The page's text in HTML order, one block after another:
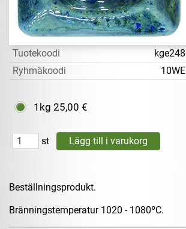
Tuotekoodi
kge248
Ryhmäkoodi
10WE
1kg 25,00 €
st
Beställningsprodukt.
Bränningstemperatur 1020 - 1080ºC.